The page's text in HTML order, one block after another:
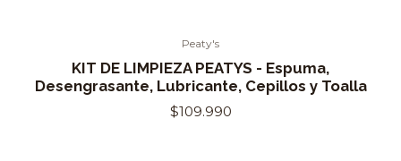
Peaty's
KIT DE LIMPIEZA PEATYS - Espuma,
Desengrasante, Lubricante, Cepillos y Toalla
$109.990